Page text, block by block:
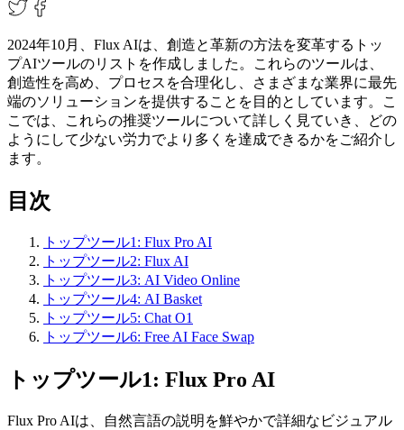
2024年10月、Flux AIは、創造と革新の方法を変革するトッ
プAIツールのリストを作成しました。これらのツールは、
創造性を高め、プロセスを合理化し、さまざまな業界に最先
端のソリューションを提供することを目的としています。こ
こでは、これらの推奨ツールについて詳しく見ていき、どの
ようにして少ない労力でより多くを達成できるかをご紹介し
ます。
目次
トップツール1: Flux Pro AI
トップツール2: Flux AI
トップツール3: AI Video Online
トップツール4: AI Basket
トップツール5: Chat O1
トップツール6: Free AI Face Swap
トップツール1: Flux Pro AI
Flux Pro AIは、自然言語の説明を鮮やかで詳細なビジュアル